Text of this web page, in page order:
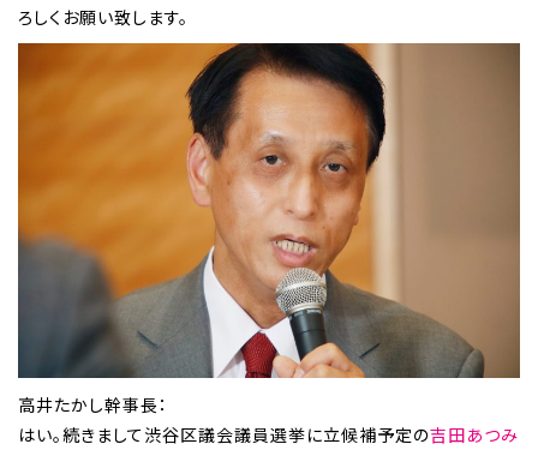
ろしくお願い致します。
高井たかし幹事長：
はい。続きまして渋谷区議会議員選挙に立候補予定の吉田あつみ